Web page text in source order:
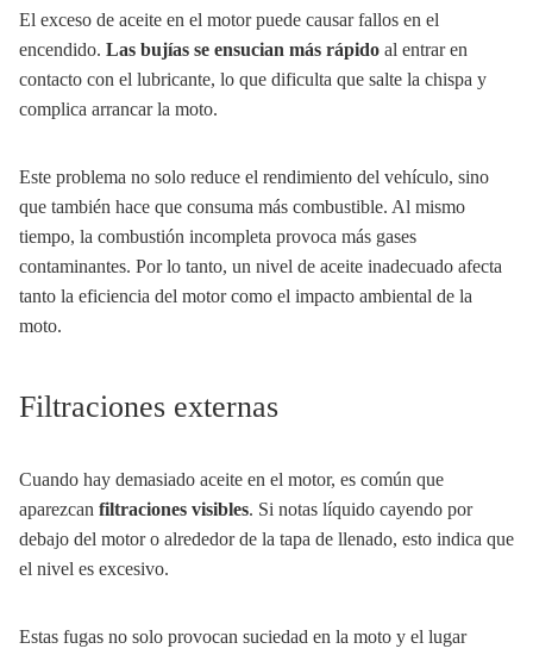
El exceso de aceite en el motor puede causar fallos en el
encendido. Las bujías se ensucian más rápido al entrar en
contacto con el lubricante, lo que dificulta que salte la chispa y
complica arrancar la moto.
Este problema no solo reduce el rendimiento del vehículo, sino
que también hace que consuma más combustible. Al mismo
tiempo, la combustión incompleta provoca más gases
contaminantes. Por lo tanto, un nivel de aceite inadecuado afecta
tanto la eficiencia del motor como el impacto ambiental de la
moto.
Filtraciones externas
Cuando hay demasiado aceite en el motor, es común que
aparezcan filtraciones visibles. Si notas líquido cayendo por
debajo del motor o alrededor de la tapa de llenado, esto indica que
el nivel es excesivo.
Estas fugas no solo provocan suciedad en la moto y el lugar